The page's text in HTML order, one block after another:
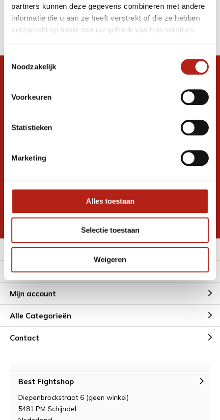
partners kunnen deze gegevens combineren met andere
informatie die u aan ze heeft verstrekt of die ze hebben
verzameld op basis van uw gebruik van hun services.
Toestemmingsselectie
Noodzakelijk
Voorkeuren
Statistieken
Marketing
Alles toestaan
Selectie toestaan
Weigeren
Producten
Filter
Stel je vraag in de chat, en we helpen je
graag verder. 24/7
Volg ons
promoties
* Lees hier de wettelijke beperkingen
Meer informatie
Klantenservice
Mijn account
Alle Categorieën
Contact
Best Fightshop
Diepenbrockstraat 6 (geen winkel)
5481 PM Schijndel